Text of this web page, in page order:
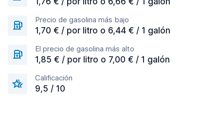
Precio de gasolina más bajo
1,70 € / por litro o 6,44 € / 1 galón
El precio de gasolina más alto
1,85 € / por litro o 7,00 € / 1 galón
Calificación
9,5 / 10